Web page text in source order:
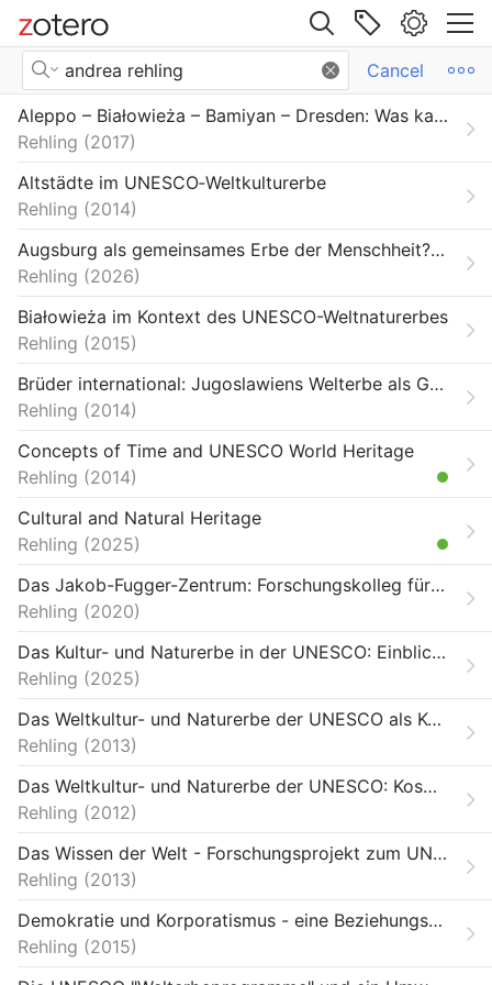
Site navigation
Cancel
IEG Bibliographie / IEG Bibliography
Web library
/ IEG Bibliography
All Items
Aleppo – Białowieża – Bamiyan – Dresden: Was kann die UNESCO tun?: Ein historischer Blick auf Wahrnehmungsmöglichkeiten und Agency des Welterbekomitees
Rehling
2017
Altstädte im UNESCO‐Weltkulturerbe
Rehling
2014
Augsburg als gemeinsames Erbe der Menschheit? Einblicke in die Geschichte des UNESCO Welterbeprogramms
Rehling
2026
Białowieża im Kontext des UNESCO-Weltnaturerbes
Rehling
2015
Brüder international: Jugoslawiens Welterbe als Gedächtnis der blockfreien Bewegung
Rehling
2014
Concepts of Time and UNESCO World Heritage
Rehling
2014
Cultural and Natural Heritage
Rehling
2025
Das Jakob-Fugger-Zentrum: Forschungskolleg für transnationale Studien
Rehling
2020
Das Kultur- und Naturerbe in der UNESCO: Einblick in die Programme der internationalen Organisation
Rehling
2025
Das Weltkultur- und Naturerbe der UNESCO als Kosmopolitisierung des kollektiven Gedächtnisses
Rehling
2013
Das Weltkultur- und Naturerbe der UNESCO: Kosmopolitisierung des kollektiven Gedächtnisses, 1972-1994
Rehling
2012
Das Wissen der Welt - Forschungsprojekt zum UNESCO Welterbe
Rehling
2013
Demokratie und Korporatismus - eine Beziehungsgeschichte
Rehling
2015